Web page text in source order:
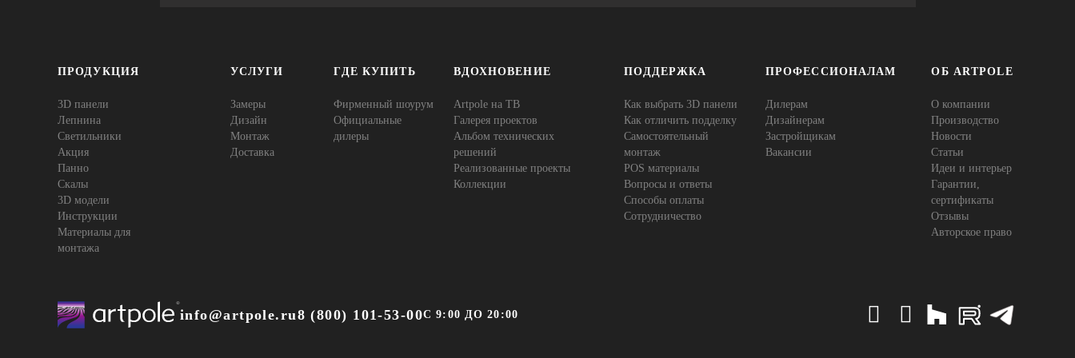
ПРОДУКЦИЯ
3D панели
Лепнина
Cветильники
Акция
Панно
Скалы
3D модели
Инструкции
Материалы для
монтажа
УСЛУГИ
Замеры
Дизайн
Монтаж
Доставка
ГДЕ КУПИТЬ
Фирменный шоурум
Официальные
дилеры
ВДОХНОВЕНИЕ
Artpole на ТВ
Галерея проектов
Альбом технических
решений
Реализованные проекты
Коллекции
ПОДДЕРЖКА
Как выбрать 3D панели
Как отличить подделку
Самостоятельный
монтаж
POS материалы
Вопросы и ответы
Способы оплаты
Сотрудничество
ПРОФЕССИОНАЛАМ
Дилерам
Дизайнерам
Застройщикам
Вакансии
ОБ ARTPOLE
О компании
Производство
Новости
Статьи
Идеи и интерьер
Гарантии,
сертификаты
Отзывы
Авторское право
info@artpole.ru8 (800) 101-53-00С 9:00 ДО 20:00